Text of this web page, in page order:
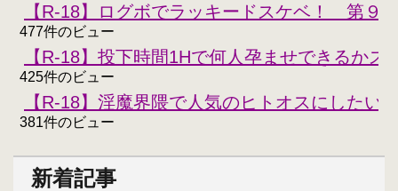
【R-18】ログボでラッキードスケベ！ 第９
477件のビュー
【R-18】投下時間1Hで何人孕ませできるか
425件のビュー
【R-18】淫魔界隈で人気のヒトオスにしたい
381件のビュー
新着記事